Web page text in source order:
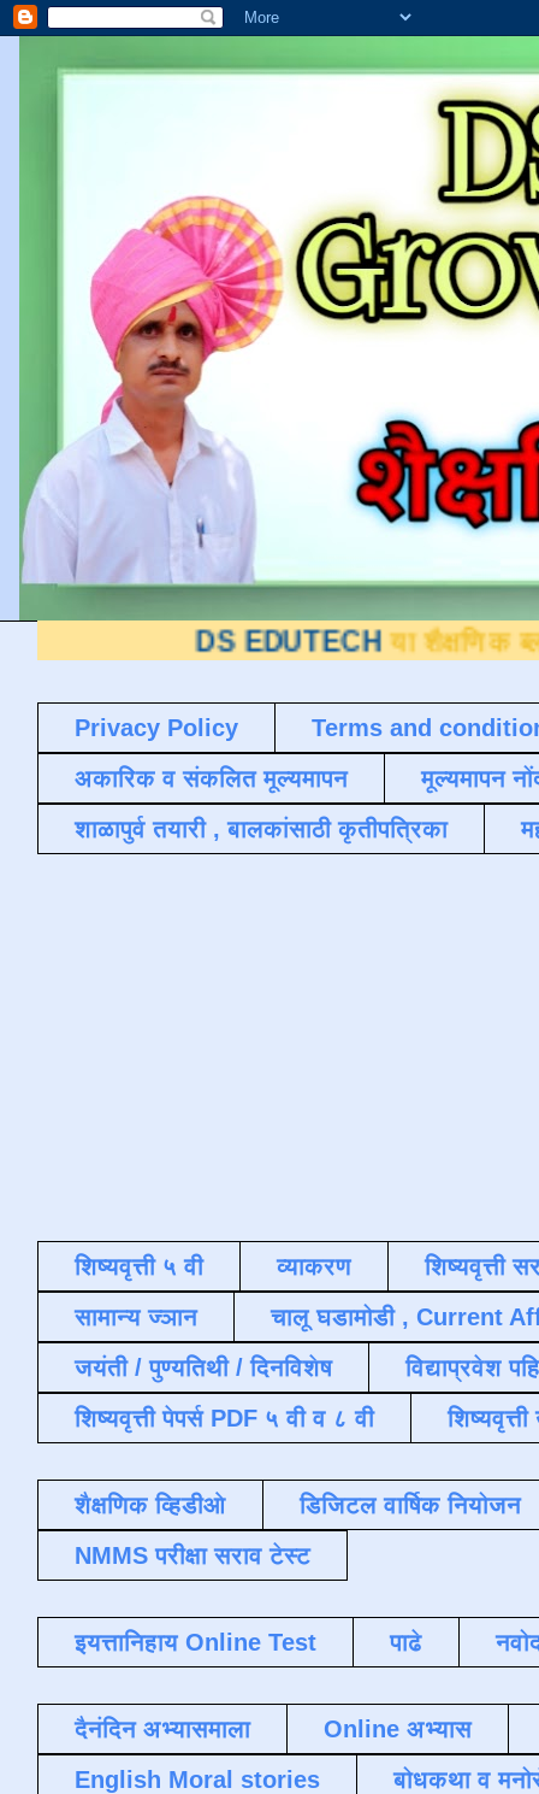
DS EDUTECH या शैक्षणिक ब्लॉगवर आपले
Privacy Policy
Terms and
अकारिक व संकलित मूल्यमापन
मूल्यमापन
शाळापुर्व तयारी , बालकांसाठी कृतीपत्रिका
शिष्यवृत्ती ५ वी व्याकरण
शिष्यवृत्ती
सामान्य ज्ञान
चालू घडामोडी , Current
जयंती / पुण्यतिथी / दिनविशेष
विद्याप्रवेश
शिष्यवृत्ती पेपर्स PDF ५ वी व ८ वी
शैक्षणिक व्हिडीओ
डिजिटल वार्षिक नियोजन
NMMS परीक्षा सराव टेस्ट
इयत्तानिहाय Online Test पाढे
दैनंदिन अभ्यासमाला
Online अभ्यास
English Moral stories
बोधकथा व